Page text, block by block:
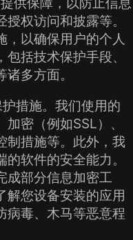
权访问和披露等。
，以确保用户的个人
括技术保护手段、
多方面。
措施。我们使用的
密（例如SSL）、
制措施等。此外，我
软件的安全能力。
成部分信息加密工
解您设备安装的应用
病毒、木马等恶意程